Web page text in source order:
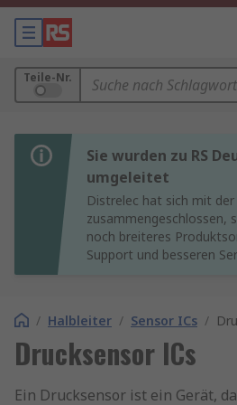
Teile-Nr.
Sie wurden zu RS
umgeleitet
Distrelec hat sich mit der
zusammengeschlossen,
noch breiteres
Support und besseren
/ Halbleiter / Sensor ICs /
Drucksensor ICs
Ein Drucksensor ist ein Gerät,